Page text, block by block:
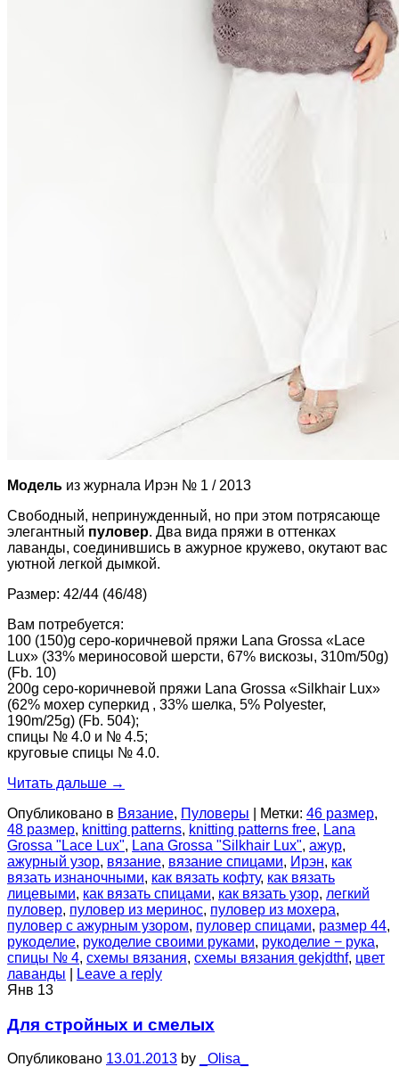
Модель из журнала Ирэн № 1 / 2013
Свободный, непринужденный, но при этом потрясающе
элегантный пуловер. Два вида пряжи в оттенках
лаванды, соединившись в ажурное кружево, окутают вас
уютной легкой дымкой.
Размер: 42/44 (46/48)
Вам потребуется:
100 (150)g серо-коричневой пряжи Lana Grossa «Lace
Lux» (33% мериносовой шерсти, 67% вискозы, 310m/50g)
(Fb. 10)
200g серо-коричневой пряжи Lana Grossa «Silkhair Lux»
(62% мохер суперкид , 33% шелка, 5% Polyester,
190m/25g) (Fb. 504);
спицы № 4.0 и № 4.5;
круговые спицы № 4.0.
Читать дальше →
Опубликовано в Вязание, Пуловеры Метки: 46 размер,
48 размер, knitting patterns, knitting patterns free, Lana
Grossa "Lace Lux", Lana Grossa "Silkhair Lux", ажур,
ажурный узор, вязание, вязание спицами, Ирэн, как
вязать изнаночными, как вязать кофту, как вязать
лицевыми, как вязать спицами, как вязать узор, легкий
пуловер, пуловер из меринос, пуловер из мохера,
пуловер с ажурным узором, пуловер спицами, размер 44,
рукоделие, рукоделие своими руками, рукоделие − рука,
спицы № 4, схемы вязания, схемы вязания gekjdthf, цвет
лаванды
Leave a reply
Янв 13
Для стройных и смелых
Опубликовано 13.01.2013 by _Olisa_